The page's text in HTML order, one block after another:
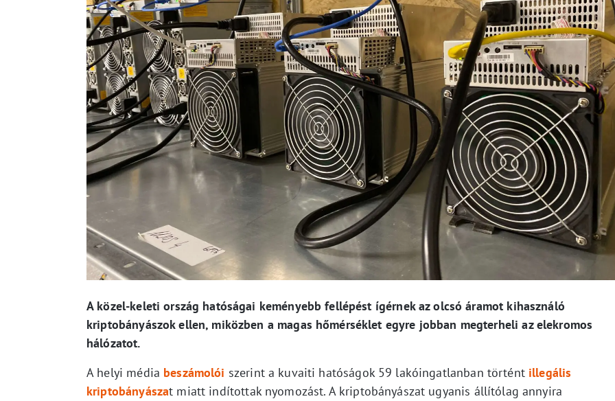
A közel-keleti ország hatóságai keményebb fellépést ígérnek az olcsó áramot kihasználó
kriptobányászok ellen, miközben a magas hőmérséklet egyre jobban megterheli az elekromos
hálózatot.
A helyi média beszámolói szerint a kuvaiti hatóságok 59 lakóingatlanban történt illegális
kriptobányászat miatt indítottak nyomozást. A kriptobányászat ugyanis állítólag annyira